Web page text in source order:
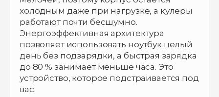
холодным даже при нагрузке, а кулеры
работают почти бесшумно.
Энергоэффективная архитектура
позволяет использовать ноутбук целый
день без подзарядки, а быстрая зарядка
до 80 % занимает меньше часа. Это
устройство, которое подстраивается под
вас.